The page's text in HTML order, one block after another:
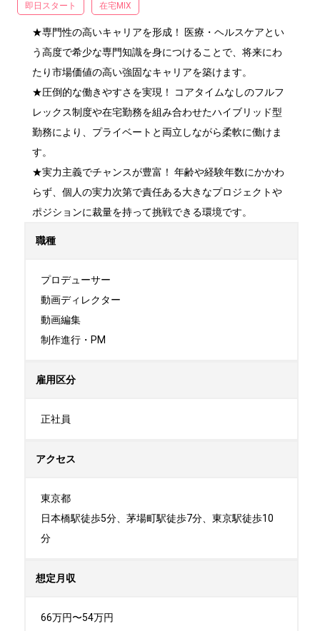
即日スタート 在宅MIX
★専門性の高いキャリアを形成！ 医療・ヘルスケアとい
う高度で希少な専門知識を身につけることで、将来にわ
たり市場価値の高い強固なキャリアを築けます。
★圧倒的な働きやすさを実現！ コアタイムなしのフルフ
レックス制度や在宅勤務を組み合わせたハイブリッド型
勤務により、プライベートと両立しながら柔軟に働けま
す。
★実力主義でチャンスが豊富！ 年齢や経験年数にかかわ
らず、個人の実力次第で責任ある大きなプロジェクトや
ポジションに裁量を持って挑戦できる環境です。
職種
プロデューサー
動画ディレクター
動画編集
制作進行・PM
雇用区分
正社員
アクセス
東京都
日本橋駅徒歩5分、茅場町駅徒歩7分、東京駅徒歩10
分
想定月収
66万円〜54万円